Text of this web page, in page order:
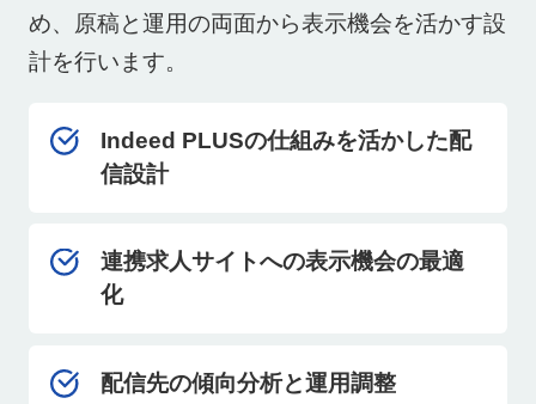
め、原稿と運用の両面から表示機会を活かす設
計を行います。
Indeed PLUSの仕組みを活かした配
信設計
連携求人サイトへの表示機会の最適
化
配信先の傾向分析と運用調整